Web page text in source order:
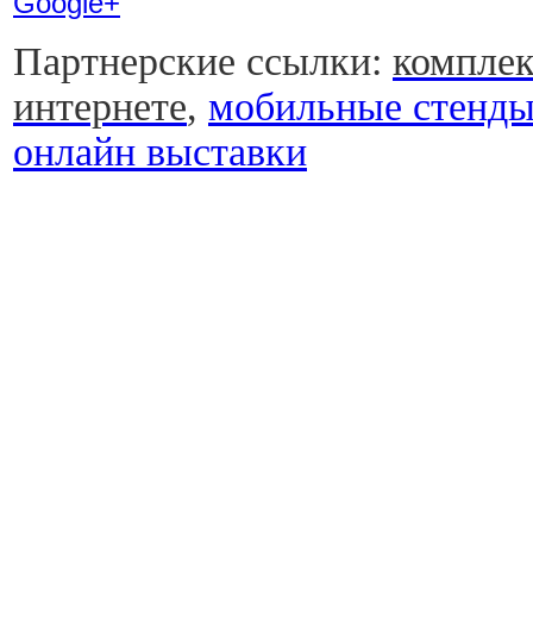
Партнерские ссылки:
интернете, мобильные
онлайн выставки